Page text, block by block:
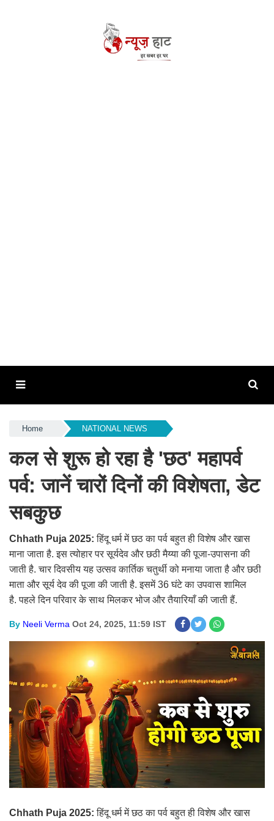
Home NATIONAL NEWS
कल से शुरू हो रहा है 'छठ' महापर्व
पर्व: जानें चारों दिनों की विशेषता, डेट
सबकुछ
Chhath Puja 2025:हिंदू धर्म में छठ का पर्व बहुत ही विशेष और खास
माना जाता है. इस त्योहार पर सूर्यदेव और छठी मैय्या की पूजा-उपासना की
जाती है. चार दिवसीय यह उत्सव कार्तिक चतुर्थी को मनाया जाता है और छठी
माता और सूर्य देव की पूजा की जाती है. इसमें 36 घंटे का उपवास शामिल
है. पहले दिन परिवार के साथ मिलकर भोज और तैयारियाँ की जाती हैं.
By Neeli Verma Oct 24, 2025, 11:59 IST
Chhath Puja 2025:हिंदू धर्म में छठ का पर्व बहुत ही विशेष और खास